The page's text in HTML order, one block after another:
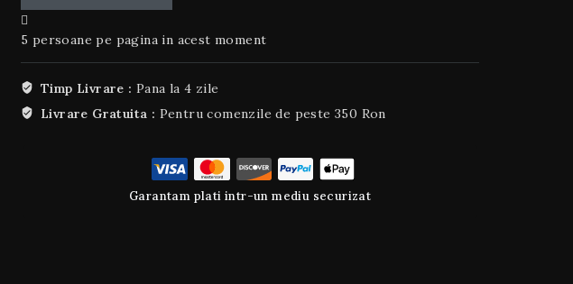
5 persoane pe pagina in acest moment
Timp Livrare : Pana la 4 zile
Livrare Gratuita : Pentru comenzile de peste 350 Ron
Garantam plati intr-un mediu securizat